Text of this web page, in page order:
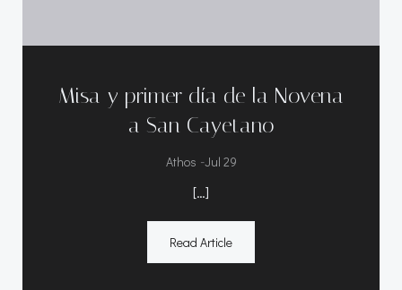
Misa y primer día de la Novena
a San Cayetano
Athos -Jul 29
[…]
Read Article